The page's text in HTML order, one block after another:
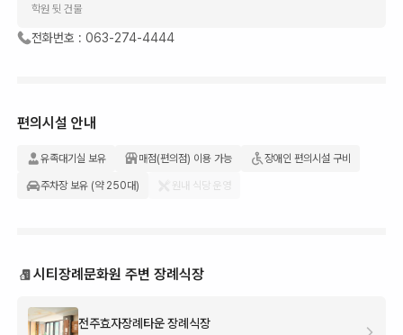
학원 뒷 건물
전화번호 : 063-274-4444
편의시설 안내
유족대기실 보유 매점(편의점) 이용 가능 장애인 편의시설 구비
주차장 보유 (약 250대) 원내 식당 운영
시티장례문화원 주변 장례식장
전주효자장례타운 장례식장